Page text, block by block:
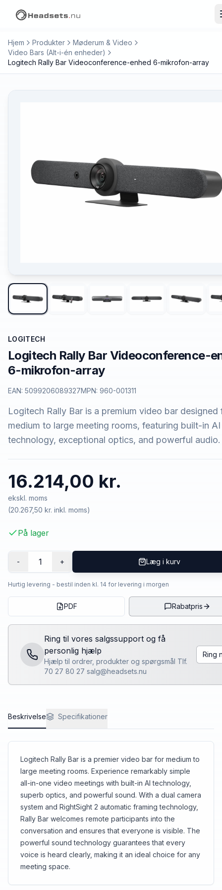
Hjem Produkter
Møderum & Video
Video Bars (Alt-i-én enheder)
Logitech Rally Bar Videoconference-enhed 6-mikrofon-array
LOGITECH
Logitech Rally Bar Videoconference-
6-mikrofon-array
EAN: 5099206089327MPN: 960-001311
Logitech Rally Bar is a premium video bar designed
medium to large meeting rooms, featuring built-in AI
technology, exceptional optics, and powerful audio.
16.214,00 kr.
ekskl. moms
(20.267,50 kr. inkl. moms)
På lager
- 1 + Læg i kurv
Hurtig levering - bestil inden kl. 14 for levering i morgen
PDF Rabatpris
Ring til vores salgssupport og få
personlig hjælp
Hjælp til ordrer, produkter og spørgsmål Tlf.
70 27 80 27 salg@headsets.nu
Ring
Beskrivelse Specifikationer
Logitech Rally Bar is a premier video bar for medium to
large meeting rooms. Experience remarkably simple
all-in-one video meetings with built-in AI technology,
superb optics, and powerful sound. With a dual camera
system and RightSight 2 automatic framing technology,
Rally Bar welcomes remote participants into the
conversation and ensures that everyone is visible. The
powerful sound technology guarantees that every
voice is heard clearly, making it an ideal choice for any
meeting space.